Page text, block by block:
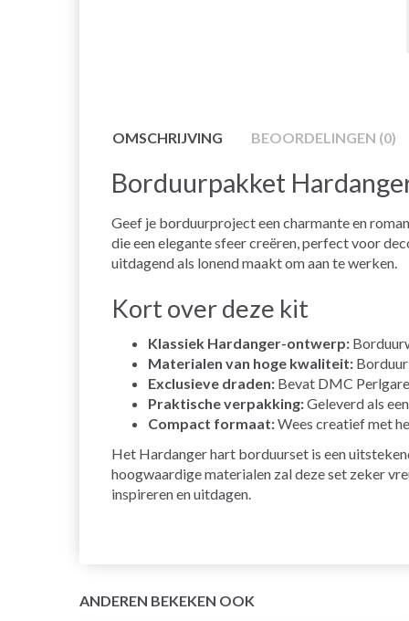
OMSCHRIJVING BEOORDELINGEN (0)
Borduurpakket
Geef je borduurproject een charmante en
die een elegante sfeer creëren, perfect voor
uitdagend als lonend maakt om aan te werken.
Kort over deze kit
Klassiek Hardanger-ontwerp:
Materialen van hoge kwaliteit:
Exclusieve draden: Bevat DMC
Praktische verpakking:Geleverd als
Compact formaat:Wees creatief met
Het Hardanger hart borduurset is een
hoogwaardige materialen zal deze set zeker
inspireren en uitdagen.
ANDEREN BEKEKEN OOK